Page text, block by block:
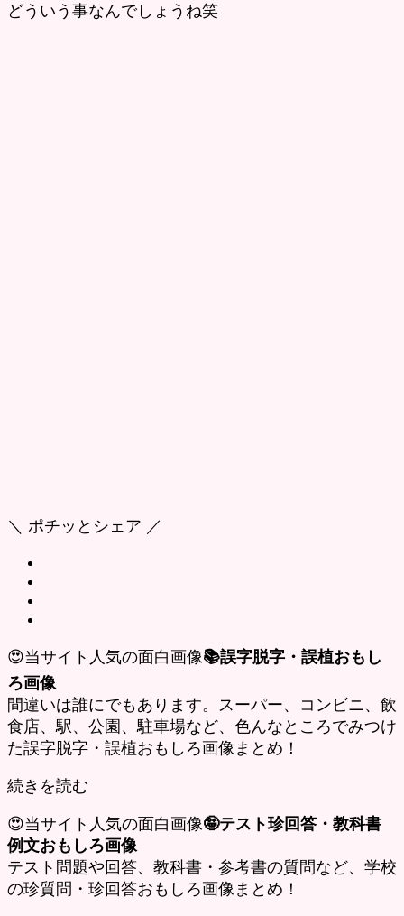
どういう事なんでしょうね笑
＼ ポチッとシェア ／
😍当サイト人気の面白画像📚誤字脱字・誤植おもし
ろ画像
間違いは誰にでもあります。スーパー、コンビニ、飲
食店、駅、公園、駐車場など、色んなところでみつけ
た誤字脱字・誤植おもしろ画像まとめ！
続きを読む
😍当サイト人気の面白画像🤪テスト珍回答・教科書
例文おもしろ画像
テスト問題や回答、教科書・参考書の質問など、学校
の珍質問・珍回答おもしろ画像まとめ！